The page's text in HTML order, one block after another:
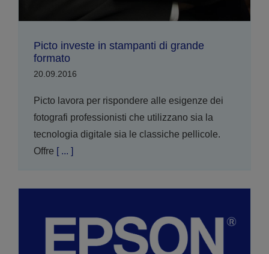
Picto investe in stampanti di grande
formato
20.09.2016
Picto lavora per rispondere alle esigenze dei
fotografi professionisti che utilizzano sia la
tecnologia digitale sia le classiche pellicole.
Offre [ ... ]